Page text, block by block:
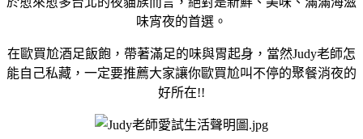
味宵夜的首選。
在歐買尬酒足飯飽，帶著滿足的味與胃起身，當然Judy老師怎
能自己私藏，一定要推薦大家讓你歐買尬叫不停的聚餐消夜的
好所在!!